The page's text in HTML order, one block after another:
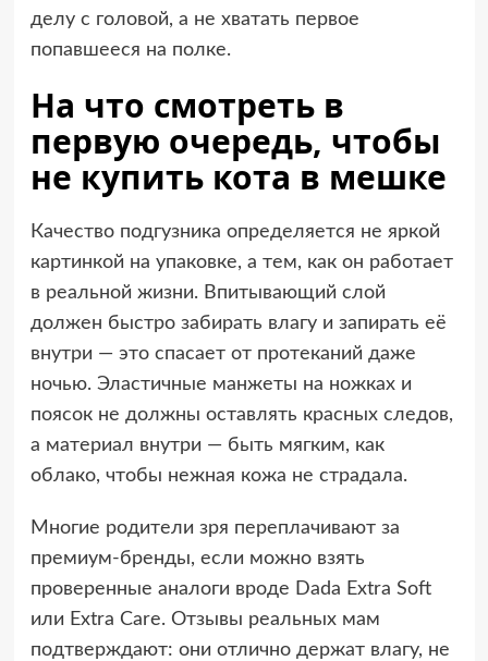
делу с головой, а не хватать первое
попавшееся на полке.
На что смотреть в
первую очередь, чтобы
не купить кота в мешке
Качество подгузника определяется не яркой
картинкой на упаковке, а тем, как он работает
в реальной жизни. Впитывающий слой
должен быстро забирать влагу и запирать её
внутри — это спасает от протеканий даже
ночью. Эластичные манжеты на ножках и
поясок не должны оставлять красных следов,
а материал внутри — быть мягким, как
облако, чтобы нежная кожа не страдала.
Многие родители зря переплачивают за
премиум-бренды, если можно взять
проверенные аналоги вроде Dada Extra Soft
или Extra Care. Отзывы реальных мам
подтверждают: они отлично держат влагу, не